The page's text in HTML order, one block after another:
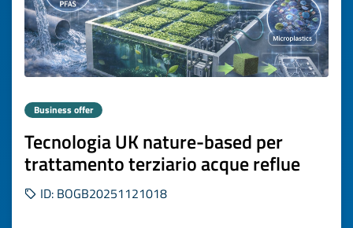
Business offer
Tecnologia UK nature-based per
trattamento terziario acque reflue
ID: BOGB20251121018